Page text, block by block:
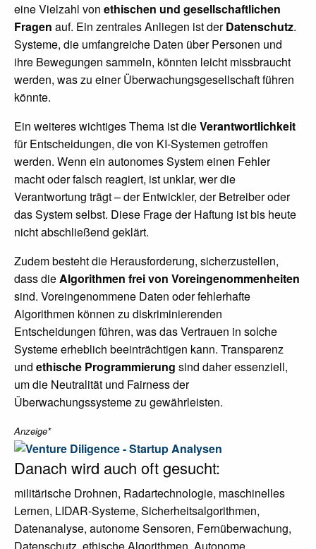
eine Vielzahl von ethischen und gesellschaftlichen
Fragen auf. Ein zentrales Anliegen ist derDatenschutz.
Systeme, die umfangreiche Daten über Personen und
ihre Bewegungen sammeln, könnten leicht missbraucht
werden, was zu einer Überwachungsgesellschaft führen
könnte.
Ein weiteres wichtiges Thema ist dieVerantwortlichkeit
für Entscheidungen, die von KI-Systemen getroffen
werden. Wenn ein autonomes System einen Fehler
macht oder falsch reagiert, ist unklar, wer die
Verantwortung trägt – der Entwickler, der Betreiber oder
das System selbst. Diese Frage der Haftung ist bis heute
nicht abschließend geklärt.
Zudem besteht die Herausforderung, sicherzustellen,
dass dieAlgorithmen frei von Voreingenommenheiten
sind. Voreingenommene Daten oder fehlerhafte
Algorithmen können zu diskriminierenden
Entscheidungen führen, was das Vertrauen in solche
Systeme erheblich beeinträchtigen kann. Transparenz
und ethische Programmierung sind daher essenziell,
um die Neutralität und Fairness der
Überwachungssysteme zu gewährleisten.
Anzeige*
Danach wird auch oft gesucht:
militärische Drohnen, Radartechnologie, maschinelles
Lernen, LIDAR-Systeme, Sicherheitsalgorithmen,
Datenanalyse, autonome Sensoren, Fernüberwachung,
Datenschutz, ethische Algorithmen, Autonome